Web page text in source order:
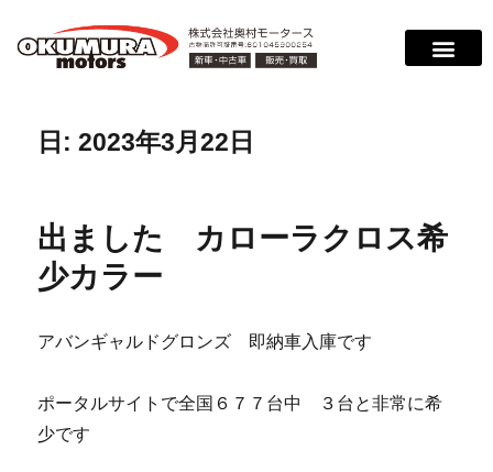
日:2023年3月22日
出ました カローラクロス希
少カラー
アバンギャルドグロンズ 即納車入庫です
ポータルサイトで全国６７７台中 ３台と非常に希
少です